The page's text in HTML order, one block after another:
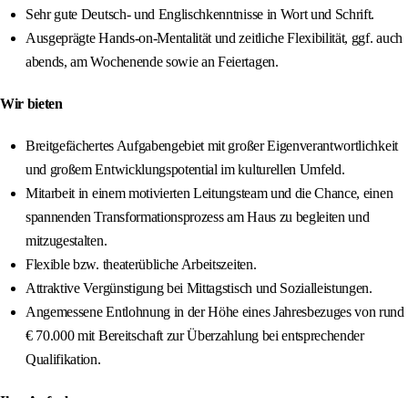
Sehr gute Deutsch- und Englischkenntnisse in Wort und Schrift.
Ausgeprägte Hands-on-Mentalität und zeitliche Flexibilität, ggf. auch
abends, am Wochenende sowie an Feiertagen.
Wir bieten
Breitgefächertes Aufgabengebiet mit großer Eigenverantwortlichkeit
und großem Entwicklungspotential im kulturellen Umfeld.
Mitarbeit in einem motivierten Leitungsteam und die Chance, einen
spannenden Transformationsprozess am Haus zu begleiten und
mitzugestalten.
Flexible bzw. theaterübliche Arbeitszeiten.
Attraktive Vergünstigung bei Mittagstisch und Sozialleistungen.
Angemessene Entlohnung in der Höhe eines Jahresbezuges von rund
€ 70.000 mit Bereitschaft zur Überzahlung bei entsprechender
Qualifikation.